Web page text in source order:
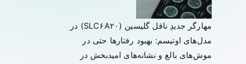
مهارگر جدیدِ ناقل گلیسین (SLC۶A۲۰) در
مدل‌های اوتیسم: بهبود رفتارها حتی در
موش‌های بالغ و نشانه‌های امیدبخش در